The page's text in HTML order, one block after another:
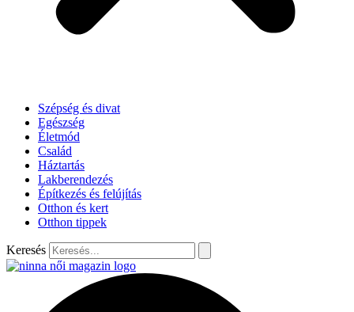
Szépség és divat
Egészség
Életmód
Család
Háztartás
Lakberendezés
Építkezés és felújítás
Otthon és kert
Otthon tippek
Keresés